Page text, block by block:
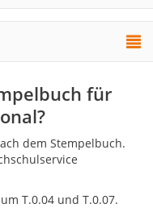
für
dem Stempelbuch.
T.0.04 und T.0.07.